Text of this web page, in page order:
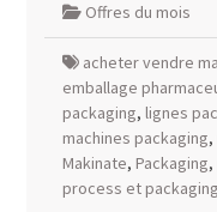
Offres du mois
acheter vendre
emballage
packaging, lignes
machines packaging,
Makinate, Packaging,
process et packaging